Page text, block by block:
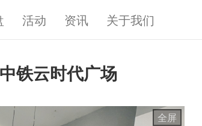
活动 资讯 关于我们
铁云时代广场
全屏